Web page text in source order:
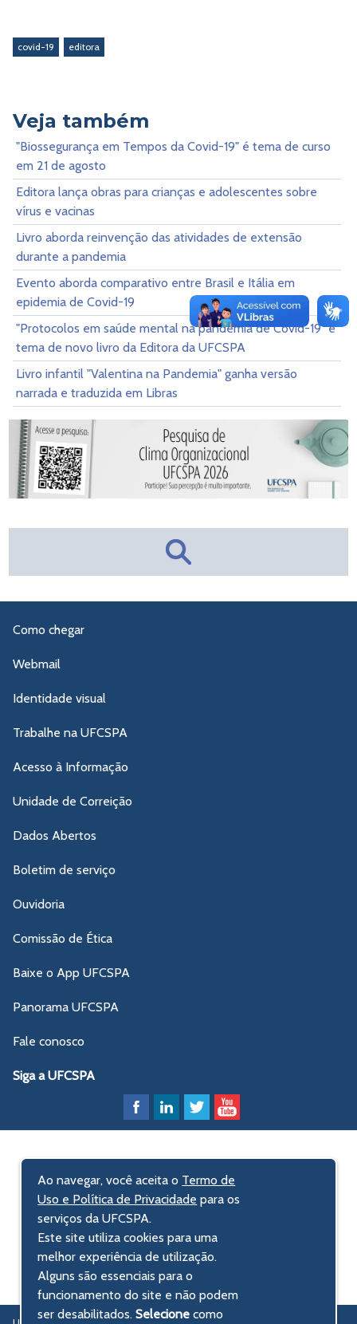
covid-19 editora
Veja também
"Biossegurança em Tempos da Covid-19" é tema de curso
em 21 de agosto
Editora lança obras para crianças e adolescentes sobre
vírus e vacinas
Livro aborda reinvenção das atividades de extensão
durante a pandemia
Evento aborda comparativo entre Brasil e Itália em
epidemia de Covid-19
"Protocolos em saúde mental na pandemia de Covid-19" é
tema de novo livro da Editora da UFCSPA
Livro infantil "Valentina na Pandemia" ganha versão
narrada e traduzida em Libras
Como chegar
Webmail
Identidade visual
Trabalhe na UFCSPA
Acesso à Informação
Unidade de Correição
Dados Abertos
Boletim de serviço
Ouvidoria
Comissão de Ética
Baixe o App UFCSPA
Panorama UFCSPA
Fale conosco
Siga a UFCSPA
Ao navegar, você aceita o Termo de
Uso e Política de Privacidade para os
serviços da UFCSPA.
Este site utiliza cookies para uma
melhor experiência de utilização.
Alguns são essenciais para o
funcionamento do site e não podem
ser desabilitados.Selecionecomo